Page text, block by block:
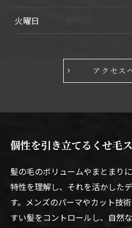
火曜日
アクセス
個性を引き立てるくせ毛
髪の毛のボリュームやまとまり
特性を理解し、それを活かした
す。メンズのパーマやカット技
すい髪をコントロールし、自然